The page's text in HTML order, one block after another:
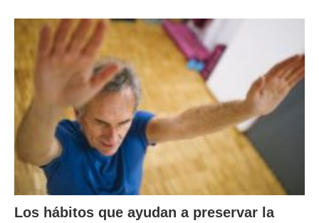
Los hábitos que ayudan a preservar la